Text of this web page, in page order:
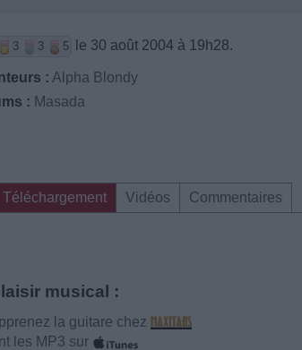
3 3 5 le 30 août 2004 à 19h28.
: Alpha Blondy
: Masada
Téléchargement Vidéos Commentaires
musical :
la guitare chez
les MP3 sur